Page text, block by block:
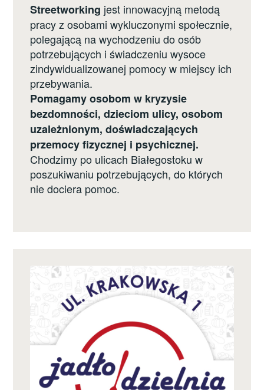
Streetworking jest innowacyjną metodą
pracy z osobami wykluczonymi społecznie,
polegającą na wychodzeniu do osób
potrzebujących i świadczeniu wysoce
zindywidualizowanej pomocy w miejscy ich
przebywania.
Pomagamy osobom w kryzysie
bezdomności, dzieciom ulicy, osobom
uzależnionym, doświadczających
przemocy fizycznej i psychicznej.
Chodzimy po ulicach Białegostoku w
poszukiwaniu potrzebujących, do których
nie dociera pomoc.